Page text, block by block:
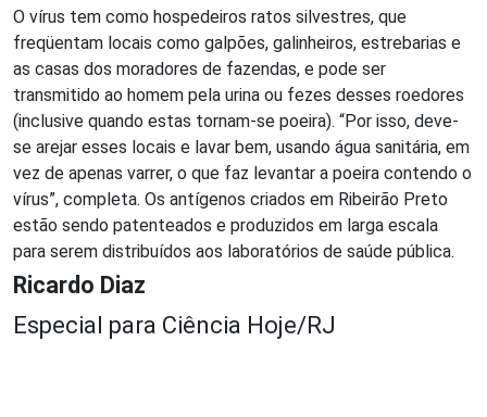
O vírus tem como hospedeiros ratos silvestres, que
freqüentam locais como galpões, galinheiros, estrebarias e
as casas dos moradores de fazendas, e pode ser
transmitido ao homem pela urina ou fezes desses roedores
(inclusive quando estas tornam-se poeira). “Por isso, deve-
se arejar esses locais e lavar bem, usando água sanitária, em
vez de apenas varrer, o que faz levantar a poeira contendo o
vírus”, completa. Os antígenos criados em Ribeirão Preto
estão sendo patenteados e produzidos em larga escala
para serem distribuídos aos laboratórios de saúde pública.
Ricardo Diaz
Especial para Ciência Hoje/RJ